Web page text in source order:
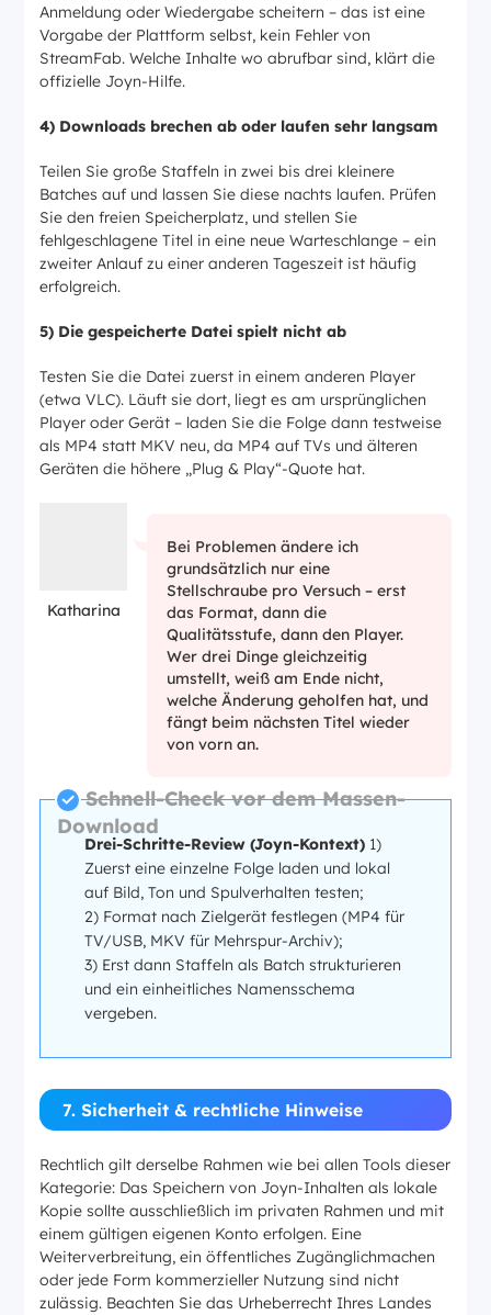
Anmeldung oder Wiedergabe scheitern – das ist eine
Vorgabe der Plattform selbst, kein Fehler von
StreamFab. Welche Inhalte wo abrufbar sind, klärt die
offizielle Joyn-Hilfe.
4) Downloads brechen ab oder laufen sehr langsam
Teilen Sie große Staffeln in zwei bis drei kleinere
Batches auf und lassen Sie diese nachts laufen. Prüfen
Sie den freien Speicherplatz, und stellen Sie
fehlgeschlagene Titel in eine neue Warteschlange – ein
zweiter Anlauf zu einer anderen Tageszeit ist häufig
erfolgreich.
5) Die gespeicherte Datei spielt nicht ab
Testen Sie die Datei zuerst in einem anderen Player
(etwa VLC). Läuft sie dort, liegt es am ursprünglichen
Player oder Gerät – laden Sie die Folge dann testweise
als MP4 statt MKV neu, da MP4 auf TVs und älteren
Geräten die höhere „Plug & Play“-Quote hat.
Katharina
Bei Problemen ändere ich
grundsätzlich nur eine
Stellschraube pro Versuch – erst
das Format, dann die
Qualitätsstufe, dann den Player.
Wer drei Dinge gleichzeitig
umstellt, weiß am Ende nicht,
welche Änderung geholfen hat, und
fängt beim nächsten Titel wieder
von vorn an.
Schnell-Check vor dem Massen-
Download
Drei-Schritte-Review (Joyn-Kontext) 1)
Zuerst eine einzelne Folge laden und lokal
auf Bild, Ton und Spulverhalten testen;
2) Format nach Zielgerät festlegen (MP4 für
TV/USB, MKV für Mehrspur-Archiv);
3) Erst dann Staffeln als Batch strukturieren
und ein einheitliches Namensschema
vergeben.
7. Sicherheit & rechtliche Hinweise
Rechtlich gilt derselbe Rahmen wie bei allen Tools dieser
Kategorie: Das Speichern von Joyn-Inhalten als lokale
Kopie sollte ausschließlich im privaten Rahmen und mit
einem gültigen eigenen Konto erfolgen. Eine
Weiterverbreitung, ein öffentliches Zugänglichmachen
oder jede Form kommerzieller Nutzung sind nicht
zulässig. Beachten Sie das Urheberrecht Ihres Landes